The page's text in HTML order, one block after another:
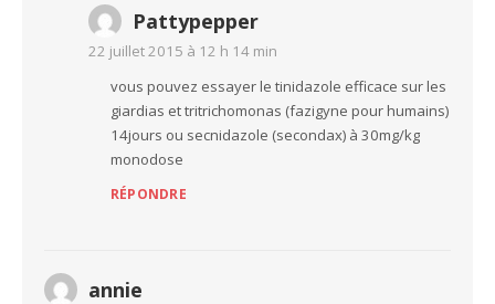
Pattypepper
22 juillet 2015 à 12 h 14 min
vous pouvez essayer le tinidazole efficace sur les
giardias et tritrichomonas (fazigyne pour humains)
14jours ou secnidazole (secondax) à 30mg/kg
monodose
RÉPONDRE
annie